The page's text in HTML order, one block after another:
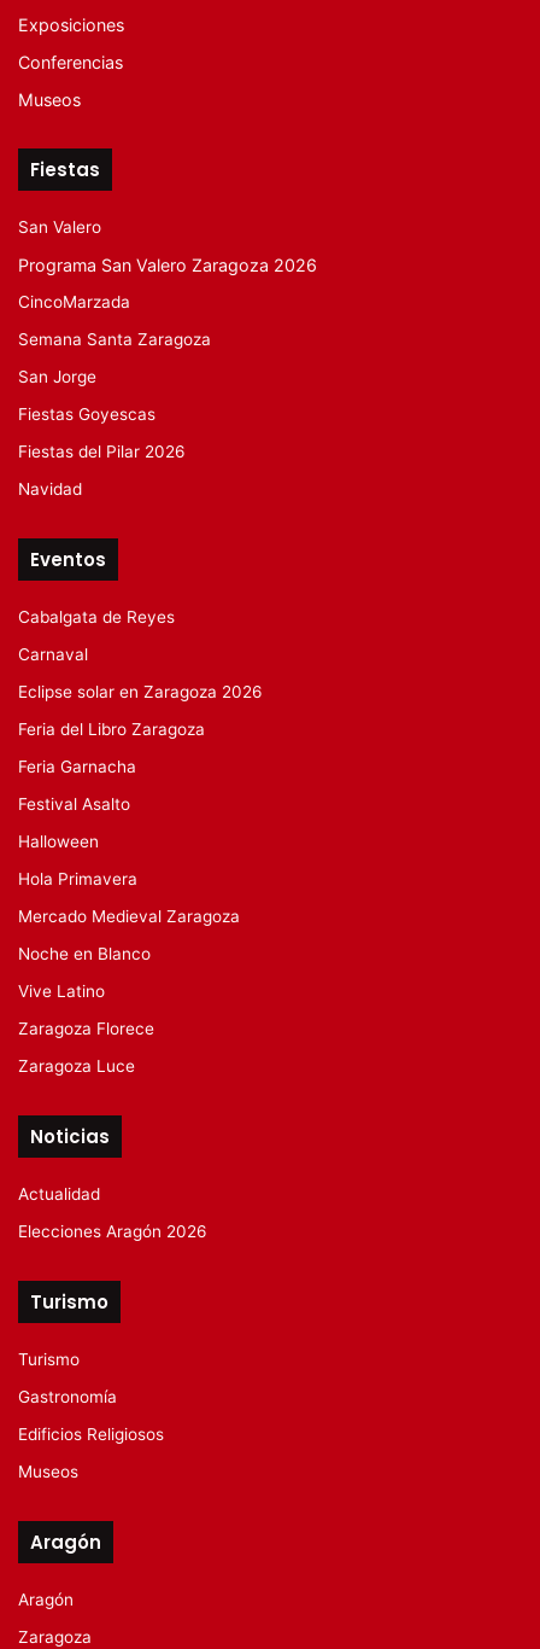
Exposiciones
Conferencias
Museos
Fiestas
San Valero
Programa San Valero Zaragoza 2026
CincoMarzada
Semana Santa Zaragoza
San Jorge
Fiestas Goyescas
Fiestas del Pilar 2026
Navidad
Eventos
Cabalgata de Reyes
Carnaval
Eclipse solar en Zaragoza 2026
Feria del Libro Zaragoza
Feria Garnacha
Festival Asalto
Halloween
Hola Primavera
Mercado Medieval Zaragoza
Noche en Blanco
Vive Latino
Zaragoza Florece
Zaragoza Luce
Noticias
Actualidad
Elecciones Aragón 2026
Turismo
Turismo
Gastronomía
Edificios Religiosos
Museos
Aragón
Aragón
Zaragoza